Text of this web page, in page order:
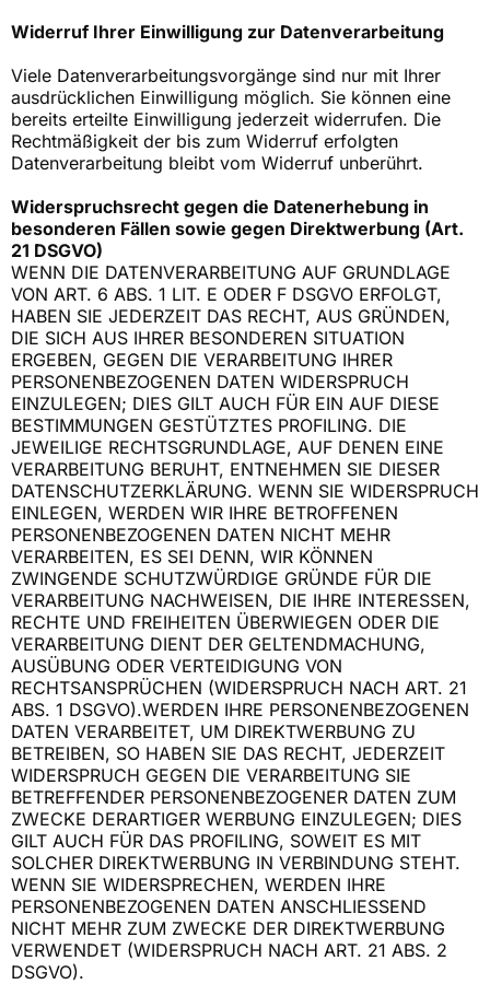
Widerruf Ihrer Einwilligung zur Datenverarbeitung
Viele Datenverarbeitungsvorgänge sind nur mit Ihrer
ausdrücklichen Einwilligung möglich. Sie können eine
bereits erteilte Einwilligung jederzeit widerrufen. Die
Rechtmäßigkeit der bis zum Widerruf erfolgten
Datenverarbeitung bleibt vom Widerruf unberührt.
Widerspruchsrecht gegen die Datenerhebung in
besonderen Fällen sowie gegen Direktwerbung (Art.
21 DSGVO)
WENN DIE DATENVERARBEITUNG AUF GRUNDLAGE
VON ART. 6 ABS. 1 LIT. E ODER F DSGVO ERFOLGT,
HABEN SIE JEDERZEIT DAS RECHT, AUS GRÜNDEN,
DIE SICH AUS IHRER BESONDEREN SITUATION
ERGEBEN, GEGEN DIE VERARBEITUNG IHRER
PERSONENBEZOGENEN DATEN WIDERSPRUCH
EINZULEGEN; DIES GILT AUCH FÜR EIN AUF DIESE
BESTIMMUNGEN GESTÜTZTES PROFILING. DIE
JEWEILIGE RECHTSGRUNDLAGE, AUF DENEN EINE
VERARBEITUNG BERUHT, ENTNEHMEN SIE DIESER
DATENSCHUTZERKLÄRUNG. WENN SIE WIDERSPRUCH
EINLEGEN, WERDEN WIR IHRE BETROFFENEN
PERSONENBEZOGENEN DATEN NICHT MEHR
VERARBEITEN, ES SEI DENN, WIR KÖNNEN
ZWINGENDE SCHUTZWÜRDIGE GRÜNDE FÜR DIE
VERARBEITUNG NACHWEISEN, DIE IHRE INTERESSEN,
RECHTE UND FREIHEITEN ÜBERWIEGEN ODER DIE
VERARBEITUNG DIENT DER GELTENDMACHUNG,
AUSÜBUNG ODER VERTEIDIGUNG VON
RECHTSANSPRÜCHEN (WIDERSPRUCH NACH ART. 21
ABS. 1 DSGVO).WERDEN IHRE PERSONENBEZOGENEN
DATEN VERARBEITET, UM DIREKTWERBUNG ZU
BETREIBEN, SO HABEN SIE DAS RECHT, JEDERZEIT
WIDERSPRUCH GEGEN DIE VERARBEITUNG SIE
BETREFFENDER PERSONENBEZOGENER DATEN ZUM
ZWECKE DERARTIGER WERBUNG EINZULEGEN; DIES
GILT AUCH FÜR DAS PROFILING, SOWEIT ES MIT
SOLCHER DIREKTWERBUNG IN VERBINDUNG STEHT.
WENN SIE WIDERSPRECHEN, WERDEN IHRE
PERSONENBEZOGENEN DATEN ANSCHLIESSEND
NICHT MEHR ZUM ZWECKE DER DIREKTWERBUNG
VERWENDET (WIDERSPRUCH NACH ART. 21 ABS. 2
DSGVO).